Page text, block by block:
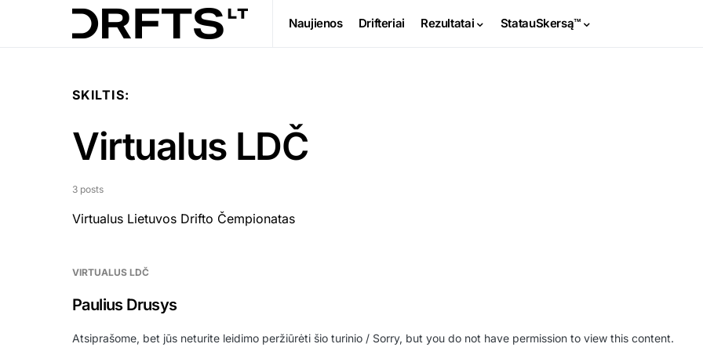
Naujienos Drifteriai Rezultatai StatauSkersą™
SKILTIS:
Virtualus LDČ
3 posts
Virtualus Lietuvos Drifto Čempionatas
VIRTUALUS LDČ
Paulius Drusys
Atsiprašome, bet jūs neturite leidimo peržiūrėti šio turinio / Sorry, but you do not have permission to view this content.